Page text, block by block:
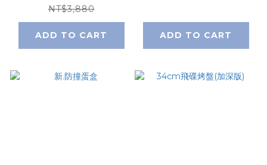
NT$3,880
ADD TO CART ADD TO CART